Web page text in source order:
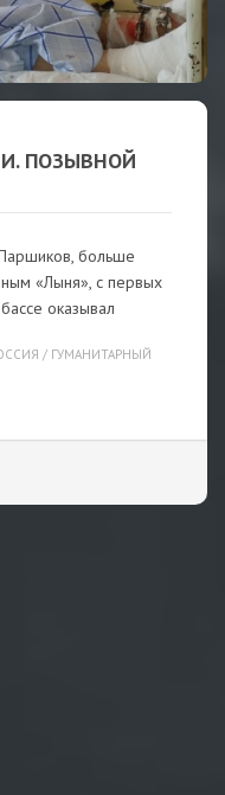
ПОЗЫВНОЙ
больше
«Лыня», с первых
оказывал
/ ГУМАНИТАРНЫЙ